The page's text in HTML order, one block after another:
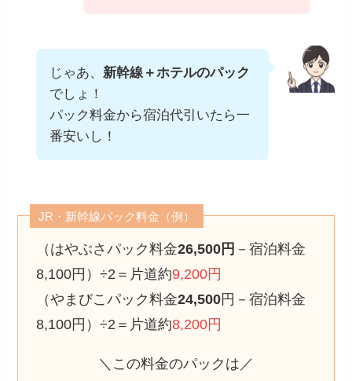
じゃあ、 新幹線＋ホテルのパック
でしょ！
パック料金から宿泊代引いたら一
番安いし！
JR・新幹線パック料金（例）
（はやぶさパック料金26,500円 －宿泊料金
8,100円）÷2＝片道約9,200円
（やまびこパック料金24,500円－宿泊料金
8,100円）÷2＝片道約8,200円
＼この料金のパックは／